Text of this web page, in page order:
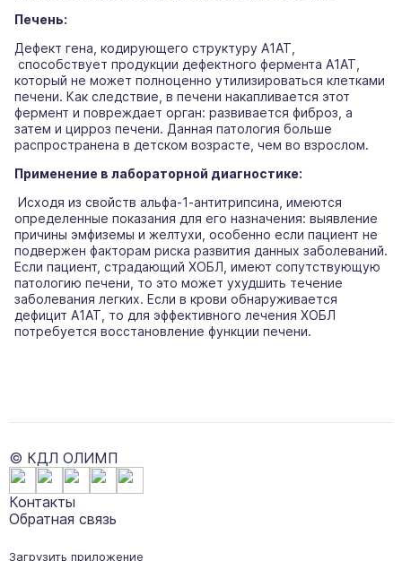
Печень:
Дефект гена, кодирующего структуру А1АТ,
способствует продукции дефектного фермента А1АТ,
который не может полноценно утилизироваться клетками
печени. Как следствие, в печени накапливается этот
фермент и повреждает орган: развивается фиброз, а
затем и цирроз печени. Данная патология больше
распространена в детском возрасте, чем во взрослом.
Применение в лабораторной диагностике:
Исходя из свойств альфа-1-антитрипсина, имеются
определенные показания для его назначения: выявление
причины эмфиземы и желтухи, особенно если пациент не
подвержен факторам риска развития данных заболеваний.
Если пациент, страдающий ХОБЛ, имеют сопутствующую
патологию печени, то это может ухудшить течение
заболевания легких. Если в крови обнаруживается
дефицит А1АТ, то для эффективного лечения ХОБЛ
потребуется восстановление функции печени.
© КДЛ ОЛИМП
Контакты
Обратная связь
Загрузить приложение